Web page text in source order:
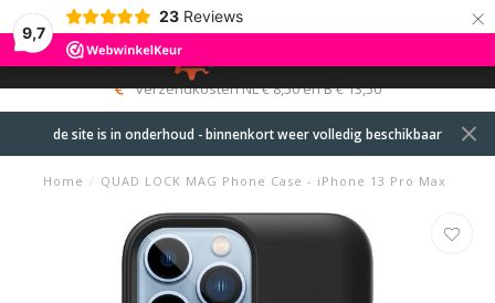
9,7
23 Reviews ×
MENU
0
verzendkosten NL € 8,50 en B € 13,50
de site is in onderhoud - binnenkort weer volledig beschikbaar
Home / QUAD LOCK MAG Phone Case - iPhone 13 Pro Max